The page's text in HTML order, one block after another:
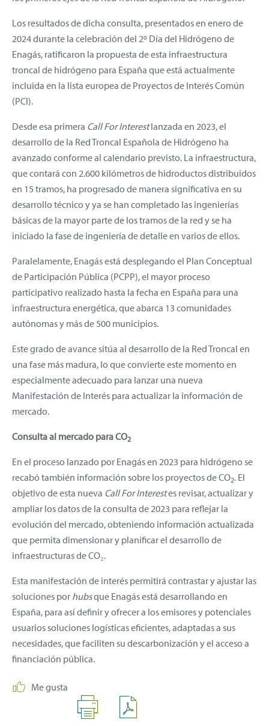
Los resultados de dicha consulta, presentados en enero de
2024 durante la celebración del 2º Día del Hidrógeno de
Enagás, ratificaron la propuesta de esta infraestructura
troncal de hidrógeno para España que está actualmente
incluida en la lista europea de Proyectos de Interés Común
(PCI).
Desde esa primera Call For Interestlanzada en 2023, el
desarrollo de la Red Troncal Española de Hidrógeno ha
avanzado conforme al calendario previsto. La infraestructura,
que contará con 2.600 kilómetros de hidroductos distribuidos
en 15 tramos, ha progresado de manera significativa en su
desarrollo técnico y ya se han completado las ingenierías
básicas de la mayor parte de los tramos de la red y se ha
iniciado la fase de ingeniería de detalle en varios de ellos.
Paralelamente, Enagás está desplegando el Plan Conceptual
de Participación Pública (PCPP), el mayor proceso
participativo realizado hasta la fecha en España para una
infraestructura energética, que abarca 13 comunidades
autónomas y más de 500 municipios.
Este grado de avance sitúa al desarrollo de la Red Troncal en
una fase más madura, lo que convierte este momento en
especialmente adecuado para lanzar una nueva
Manifestación de Interés para actualizar la información de
mercado.
Consulta al mercado para CO2
En el proceso lanzado por Enagás en 2023 para hidrógeno se
recabó también información sobre los proyectos de CO2. El
objetivo de esta nueva Call For Interestes revisar, actualizar y
ampliar los datos de la consulta de 2023 para reflejar la
evolución del mercado, obteniendo información actualizada
que permita dimensionar y planificar el desarrollo de
infraestructuras de CO₂.
Esta manifestación de interés permitirá contrastar y ajustar las
soluciones por hubsque Enagás está desarrollando en
España, para así definir y ofrecer a los emisores y potenciales
usuarios soluciones logísticas eficientes, adaptadas a sus
necesidades, que faciliten su descarbonización y el acceso a
financiación pública.
Me gusta